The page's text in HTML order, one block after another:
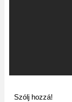
Szólj hozzá!